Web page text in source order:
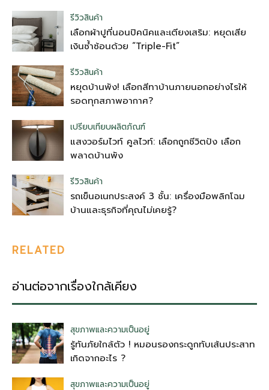
รีวิวสินค้า
เลือกผ้าปูที่นอนปิคนิคและเตียงเสริม: หยุดเสีย
เงินซ้ำซ้อนด้วย “Triple-Fit”
รีวิวสินค้า
หยุดบ้านพัง! เลือกสีทาบ้านภายนอกอย่างไรให้
รอดทุกสภาพอากาศ?
เปรียบเทียบผลิตภัณฑ์
แสงวอร์มไวท์ คูลไวท์: เลือกถูกชีวิตปัง เลือก
พลาดบ้านพัง
รีวิวสินค้า
รถเข็นอเนกประสงค์ 3 ชั้น: เครื่องมือพลิกโฉม
บ้านและธุรกิจที่คุณไม่เคยรู้?
RELATED
อ่านต่อจากเรื่องใกล้เคียง
สุขภาพและความเป็นอยู่
รู้ทันภัยใกล้ตัว ! หมอนรองกระดูกทับเส้นประสาท
เกิดจากอะไร ?
สุขภาพและความเป็นอยู่